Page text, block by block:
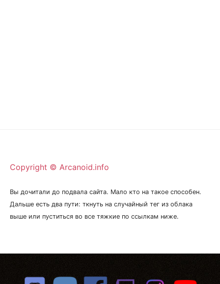
Copyright © Arcanoid.info
Вы дочитали до подвала сайта. Мало кто на такое способен.
Дальше есть два пути: ткнуть на случайный тег из облака
выше или пуститься во все тяжкие по ссылкам ниже.